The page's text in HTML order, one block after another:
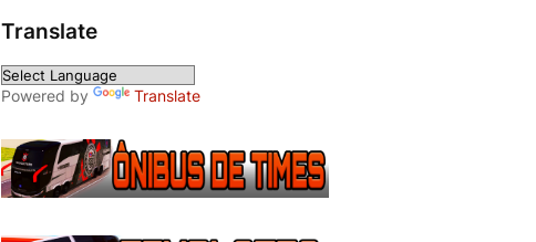
Translate
Powered by Translate